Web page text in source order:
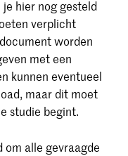
hier nog gesteld
verplicht
worden
met een
kunnen eventueel
maar dit moet
studie begint.
om alle gevraagde